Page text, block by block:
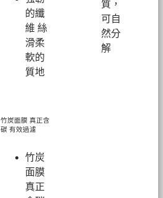
的纖
維 絲
滑柔
軟的
質地
質，
可自
然分
解
竹炭面膜 真正含
碳 有效過濾
竹炭
面膜
真正